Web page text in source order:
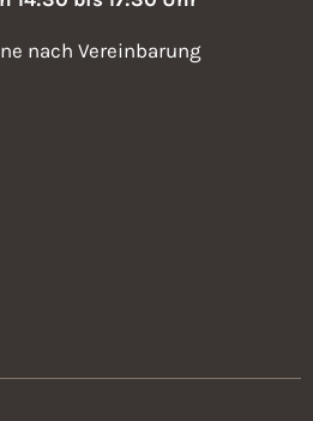
nach Vereinbarung